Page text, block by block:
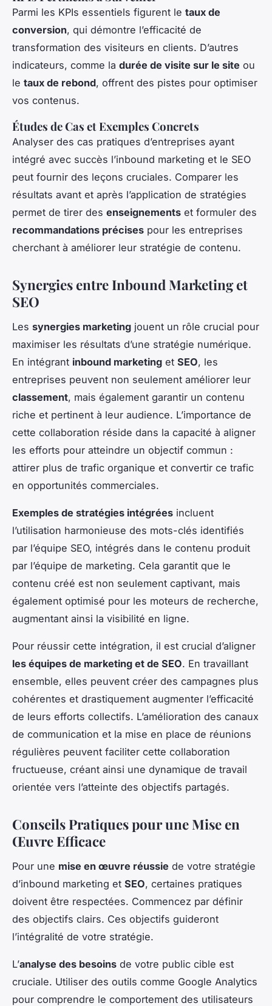
Parmi les KPIs essentiels figurent le taux de
conversion, qui démontre l’efficacité de
transformation des visiteurs en clients. D’autres
indicateurs, comme la durée de visite sur le site ou
le taux de rebond, offrent des pistes pour optimiser
vos contenus.
Études de Cas et Exemples Concrets
Analyser des cas pratiques d’entreprises ayant
intégré avec succès l’inbound marketing et le SEO
peut fournir des leçons cruciales. Comparer les
résultats avant et après l’application de stratégies
permet de tirer des enseignements et formuler des
recommandations précises pour les entreprises
cherchant à améliorer leur stratégie de contenu.
Synergies entre Inbound Marketing et
SEO
Les synergies marketing jouent un rôle crucial pour
maximiser les résultats d’une stratégie numérique.
En intégrant inbound marketing et SEO, les
entreprises peuvent non seulement améliorer leur
classement, mais également garantir un contenu
riche et pertinent à leur audience. L’importance de
cette collaboration réside dans la capacité à aligner
les efforts pour atteindre un objectif commun :
attirer plus de trafic organique et convertir ce trafic
en opportunités commerciales.
Exemples de stratégies intégrées incluent
l’utilisation harmonieuse des mots-clés identifiés
par l’équipe SEO, intégrés dans le contenu produit
par l’équipe de marketing. Cela garantit que le
contenu créé est non seulement captivant, mais
également optimisé pour les moteurs de recherche,
augmentant ainsi la visibilité en ligne.
Pour réussir cette intégration, il est crucial d’aligner
les équipes de marketing et de SEO. En travaillant
ensemble, elles peuvent créer des campagnes plus
cohérentes et drastiquement augmenter l’efficacité
de leurs efforts collectifs. L’amélioration des canaux
de communication et la mise en place de réunions
régulières peuvent faciliter cette collaboration
fructueuse, créant ainsi une dynamique de travail
orientée vers l’atteinte des objectifs partagés.
Conseils Pratiques pour une Mise en
Œuvre Efficace
Pour une mise en œuvre réussie de votre stratégie
d’inbound marketing et SEO, certaines pratiques
doivent être respectées. Commencez par définir
des objectifs clairs. Ces objectifs guideront
l’intégralité de votre stratégie.
L’analyse des besoins de votre public cible est
cruciale. Utiliser des outils comme Google Analytics
pour comprendre le comportement des utilisateurs